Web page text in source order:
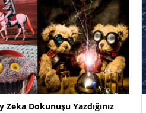
Zeka Dokunuşu Yazdığınız